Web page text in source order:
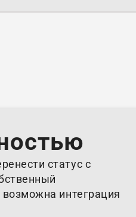
статус с
интеграция